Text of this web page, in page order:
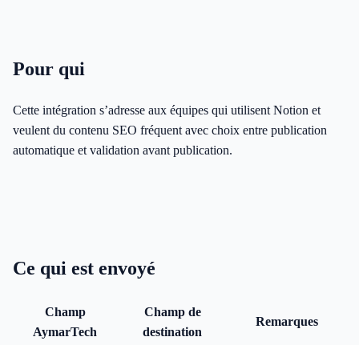
Pour qui
Cette intégration s’adresse aux équipes qui utilisent Notion et
veulent du contenu SEO fréquent avec choix entre publication
automatique et validation avant publication.
Ce qui est envoyé
Champ
AymarTech
Champ de
destination
Remarques